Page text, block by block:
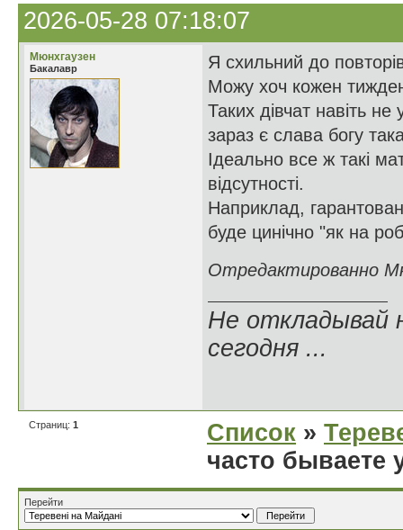
2026-05-28 07:18:07
Мюнхгаузен
Бакалавр
Я схильний до
Можу хоч кожен
Таких дівчат навіть
зараз є слава богу
Ідеально все ж такі
відсутності.
Наприклад,
буде цинічно "як на
Отредактированно
Не откладывай
сегодня ...
Страниц: 1 Список »
часто бываете
Перейти